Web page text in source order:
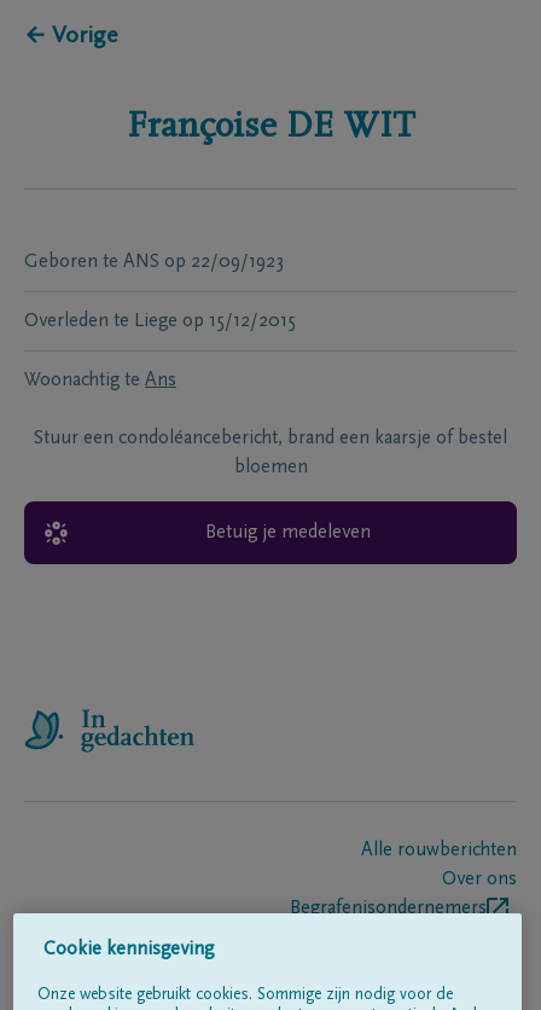
← Vorige
Françoise DE WIT
Geboren te ANS op 22/09/1923
Overleden te Liege op 15/12/2015
Woonachtig te Ans
Stuur een condoléancebericht, brand een kaarsje of bestel
bloemen
Betuig je medeleven
Alle rouwberichten
Over ons
Begrafenisondernemers
Cookie kennisgeving
Onze website gebruikt cookies. Sommige zijn nodig voor de